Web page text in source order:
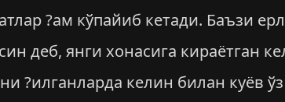
?ам кўпайиб кетади. Баъзи
деб, янги хонасига кираётган
?илганларда келин билан куёв